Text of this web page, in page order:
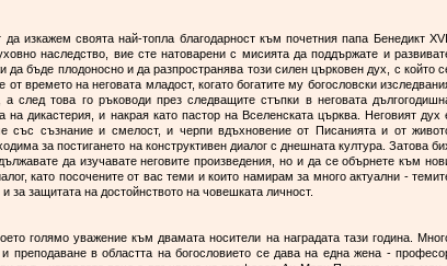
изкажем своята най-топла благодарност към почетния папа Бенедикт ХVІ.
наследство, вие сте натоварени с мисията да поддържате и
бъде плодоносно и да разпространява този силен църковен дух, с който
времето на неговата младост, когато богатите му богословски
след това го ръководи през следващите стъпки в неговата
дикастерия, и накрая като пастор на Вселенската църква. Неговият дух
със съзнание и смелост, и черпи вдъхновение от Писанията и от
за постигането на конструктивен диалог с днешната култура. Затова
да изучавате неговите произведения, но и да се обърнете към
като посочените от вас теми и които намирам за много актуални -
за защитата на достойнството на човешката личност.
голямо уважение към двамата носители на наградата тази година.
преподаване в областта на богословието се дава на една жена -